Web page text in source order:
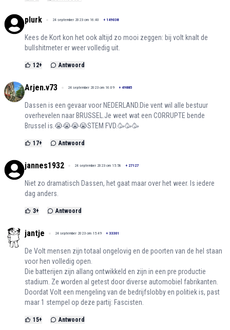
plurk 24 september 2023 om 16:40 + 149038
Kees de Kort kon het ook altijd zo mooi zeggen: bij volt knalt de
bullshitmeter er weer volledig uit.
12+ Antwoord
Arjen.v73 24 september 2023 om 16:09 + 49885
Dassen is een gevaar voor NEDERLAND.Die vent wil alle bestuur
overhevelen naar BRUSSEL.Je weet wat een CORRUPTE bende
Brussel is.😭😭😭😭STEM FVD.🥳🥳🥳
17+ Antwoord
jannes1932 24 september 2023 om 15:58 + 27127
Niet zo dramatisch Dassen, het gaat maar over het weer. Is iedere
dag anders.
3+ Antwoord
jantje 24 september 2023 om 15:49 + 33301
De Volt mensen zijn totaal ongelovig en de poorten van de hel staan
voor hen volledig open.
Die batterijen zijn allang ontwikkeld en zijn in een pre productie
stadium. Ze worden al getest door diverse automobiel fabrikanten.
Doordat Volt een mengeling van de bedrijfslobby en politiek is, past
maar 1 stempel op deze partij: Fascisten.
15+ Antwoord